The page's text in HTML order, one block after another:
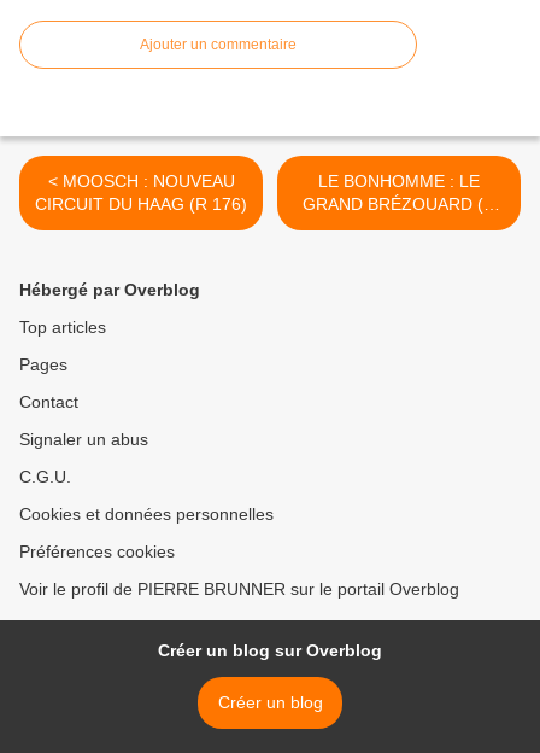
Ajouter un commentaire
< MOOSCH : NOUVEAU
CIRCUIT DU HAAG (R 176)
LE BONHOMME : LE
GRAND BRÉZOUARD (R
177) >
Hébergé par Overblog
Top articles
Pages
Contact
Signaler un abus
C.G.U.
Cookies et données personnelles
Préférences cookies
Voir le profil de PIERRE BRUNNER sur le portail Overblog
Créer un blog sur Overblog
Créer un blog